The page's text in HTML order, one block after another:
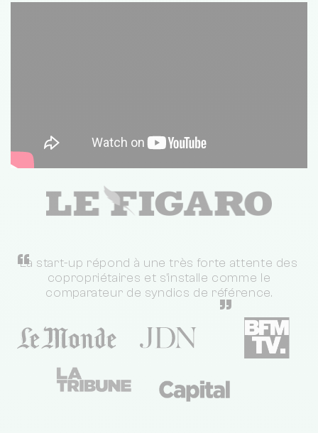
“
La start-up répond à une très forte attente des
copropriétaires et s'installe comme le
comparateur de syndics de référence.
”